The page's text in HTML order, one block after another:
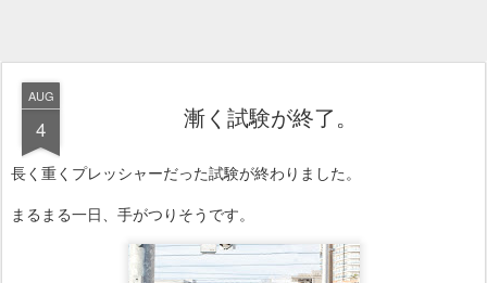
AUG
4 漸く試験が終了。
長く重くプレッシャーだった試験が終わりました。
まるまる一日、手がつりそうです。